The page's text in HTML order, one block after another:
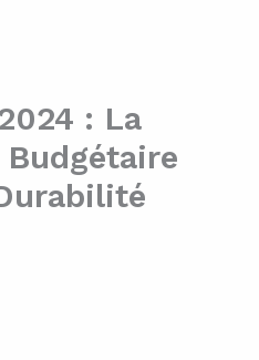
: La